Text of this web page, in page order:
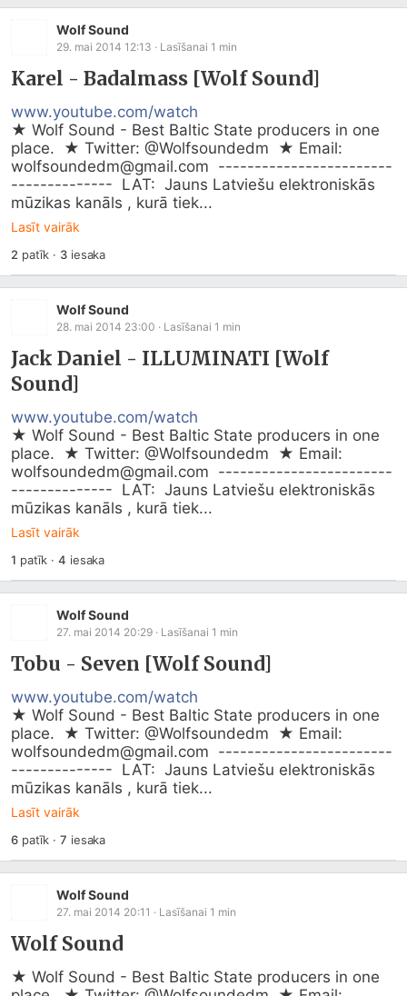
Wolf Sound
29. mai 2014 12:13 · Lasīšanai 1 min
Karel - Badalmass [Wolf Sound]
www.youtube.com/watch
★ Wolf Sound - Best Baltic State producers in one
place.  ★ Twitter: @Wolfsoundedm  ★ Email:
wolfsoundedm@gmail.com
  ------------------------
--------------  LAT:  Jauns Latviešu elektroniskās
mūzikas kanāls , kurā tiek...
Lasīt vairāk
2 patīk · 3iesaka
Wolf Sound
28. mai 2014 23:00 · Lasīšanai 1 min
Jack Daniel - ILLUMINATI [Wolf
Sound]
www.youtube.com/watch
★ Wolf Sound - Best Baltic State producers in one
place.  ★ Twitter: @Wolfsoundedm  ★ Email:
wolfsoundedm@gmail.com
  ------------------------
--------------  LAT:  Jauns Latviešu elektroniskās
mūzikas kanāls , kurā tiek...
Lasīt vairāk
1 patīk ·4 iesaka
Wolf Sound
27. mai 2014 20:29 · Lasīšanai 1 min
Tobu - Seven [Wolf Sound]
www.youtube.com/watch
★ Wolf Sound - Best Baltic State producers in one
place.  ★ Twitter: @Wolfsoundedm  ★ Email:
wolfsoundedm@gmail.com
  ------------------------
--------------  LAT:  Jauns Latviešu elektroniskās
mūzikas kanāls , kurā tiek...
Lasīt vairāk
6patīk ·7 iesaka
Wolf Sound
27. mai 2014 20:11 · Lasīšanai 1 min
Wolf Sound
★ Wolf Sound - Best Baltic State producers in one